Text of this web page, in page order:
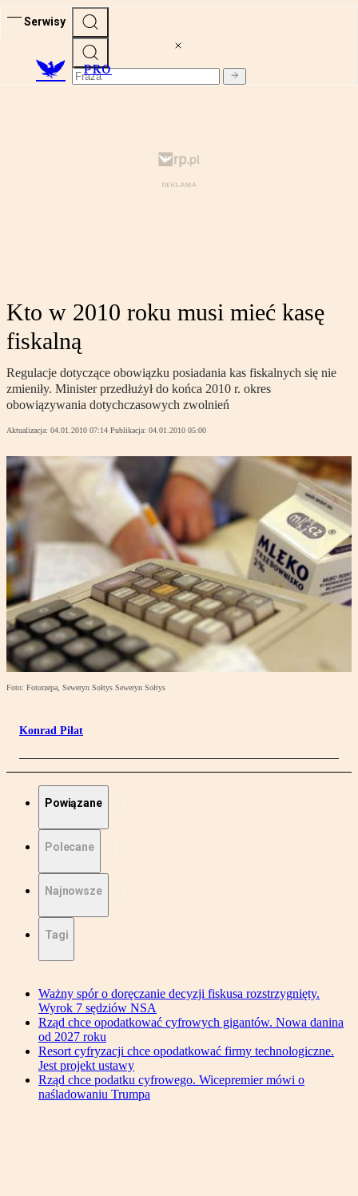
Serwisy
PRO
Kto w 2010 roku musi mieć kasę
fiskalną
Regulacje dotyczące obowiązku posiadania kas fiskalnych się nie
zmieniły. Minister przedłużył do końca 2010 r. okres
obowiązywania dotychczasowych zwolnień
Aktualizacja: 04.01.2010 07:14 Publikacja: 04.01.2010 05:00
Foto: Fotorzepa, Seweryn Sołtys Seweryn Sołtys
Konrad Piłat
Powiązane
Polecane
Najnowsze
Tagi
Ważny spór o doręczanie decyzji fiskusa rozstrzygnięty.
Wyrok 7 sędziów NSA
Rząd chce opodatkować cyfrowych gigantów. Nowa danina
od 2027 roku
Resort cyfryzacji chce opodatkować firmy technologiczne.
Jest projekt ustawy
Rząd chce podatku cyfrowego. Wicepremier mówi o
naśladowaniu Trumpa